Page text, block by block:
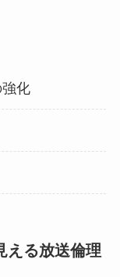
化
える放送倫理